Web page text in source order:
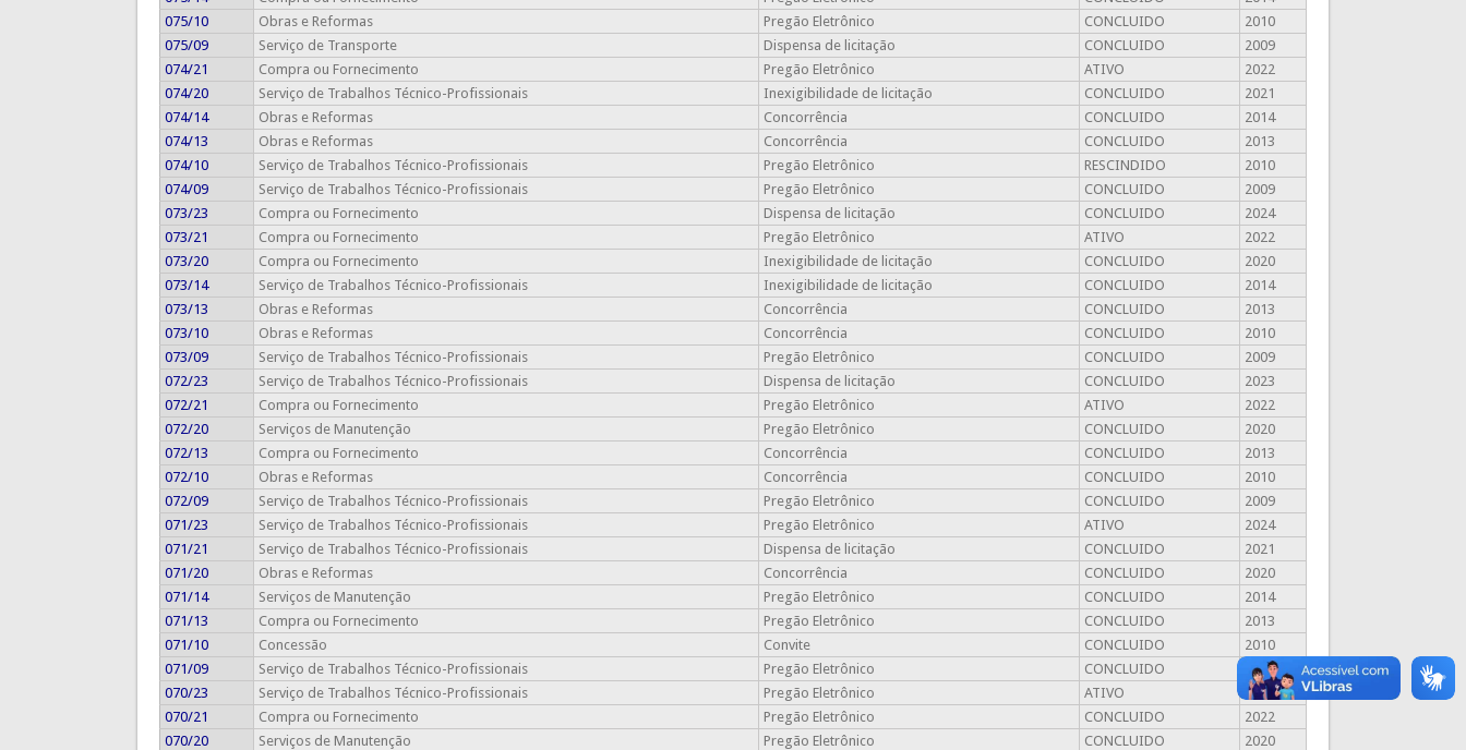
075/10
Obras e Reformas Pregão Eletrônico CONCLUIDO
2010
075/09
Serviço de Transporte Dispensa de licitação CONCLUIDO
2009
074/21
Compra ou Fornecimento Pregão Eletrônico ATIVO
2022
074/20
Serviço de Trabalhos Técnico-Profissionais Inexigibilidade de licitação CONCLUIDO
2021
074/14
Obras e Reformas Concorrência CONCLUIDO
2014
074/13
Obras e Reformas Concorrência CONCLUIDO
2013
074/10
Serviço de Trabalhos Técnico-Profissionais Pregão Eletrônico RESCINDIDO
2010
074/09
Serviço de Trabalhos Técnico-Profissionais Pregão Eletrônico CONCLUIDO
2009
073/23
Compra ou Fornecimento Dispensa de licitação CONCLUIDO
2024
073/21
Compra ou Fornecimento Pregão Eletrônico ATIVO
2022
073/20
Compra ou Fornecimento Inexigibilidade de licitação CONCLUIDO
2020
073/14
Serviço de Trabalhos Técnico-Profissionais Inexigibilidade de licitação CONCLUIDO
2014
073/13
Obras e Reformas Concorrência CONCLUIDO
2013
073/10
Obras e Reformas Concorrência CONCLUIDO
2010
073/09
Serviço de Trabalhos Técnico-Profissionais Pregão Eletrônico CONCLUIDO
2009
072/23
Serviço de Trabalhos Técnico-Profissionais Dispensa de licitação CONCLUIDO
2023
072/21
Compra ou Fornecimento Pregão Eletrônico ATIVO
2022
072/20
Serviços de Manutenção Pregão Eletrônico CONCLUIDO
2020
072/13
Compra ou Fornecimento Concorrência CONCLUIDO
2013
072/10
Obras e Reformas Concorrência CONCLUIDO
2010
072/09
Serviço de Trabalhos Técnico-Profissionais Pregão Eletrônico CONCLUIDO
2009
071/23
Serviço de Trabalhos Técnico-Profissionais Pregão Eletrônico ATIVO
2024
071/21
Serviço de Trabalhos Técnico-Profissionais Dispensa de licitação CONCLUIDO
2021
071/20
Obras e Reformas Concorrência CONCLUIDO
2020
071/14
Serviços de Manutenção Pregão Eletrônico CONCLUIDO
2014
071/13
Compra ou Fornecimento Pregão Eletrônico CONCLUIDO
2013
071/10
Concessão Convite CONCLUIDO
2010
071/09
Serviço de Trabalhos Técnico-Profissionais Pregão Eletrônico CONCLUIDO
2009
070/23
Serviço de Trabalhos Técnico-Profissionais Pregão Eletrônico ATIVO
2024
070/21
Compra ou Fornecimento Pregão Eletrônico CONCLUIDO
2022
070/20
Serviços de Manutenção Pregão Eletrônico CONCLUIDO
2020